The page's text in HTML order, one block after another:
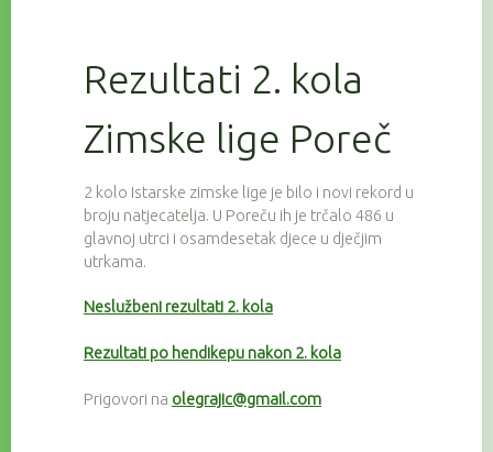
Rezultati 2. kola
Zimske lige Poreč
2 kolo Istarske zimske lige je bilo i novi rekord u
broju natjecatelja. U Poreču ih je trčalo 486 u
glavnoj utrci i osamdesetak djece u dječjim
utrkama.
Neslužbeni rezultati 2. kola
Rezultati po hendikepu nakon 2. kola
Prigovori na olegrajic@gmail.com